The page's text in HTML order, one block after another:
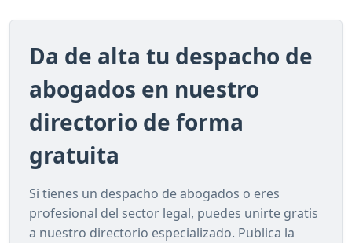
Da de alta tu despacho de
abogados en nuestro
directorio de forma
gratuita
Si tienes un despacho de abogados o eres
profesional del sector legal, puedes unirte gratis
a nuestro directorio especializado. Publica la